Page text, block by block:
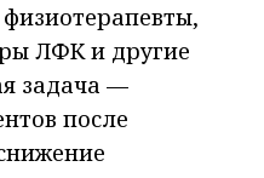
ЛФК и другие
задача —
после